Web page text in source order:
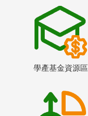
學產基金資源區